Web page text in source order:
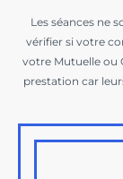
Les séances ne
vérifier si votre
votre Mutuelle ou
prestation car